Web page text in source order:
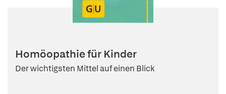
Homöopathie für Kinder
Der wichtigsten Mittel auf einen Blick